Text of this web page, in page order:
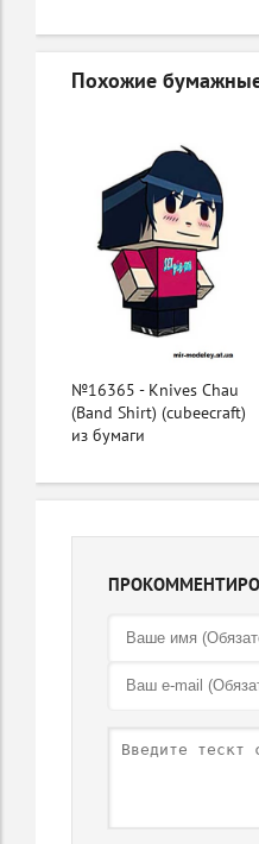
Похожие
№16365 - Knives Chau
(Band Shirt) (cubeecraft)
из бумаги